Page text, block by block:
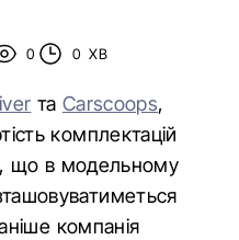
0 0 ХВ
та Carscoops,
комплектацій
що в модельному
компанія